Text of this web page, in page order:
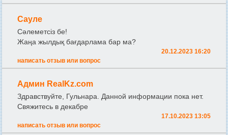
Сауле
Сәлеметсіз бе!
Жаңа жылдық бағдарлама бар ма?
20.12.2023 16:20
написать отзыв или вопрос
Админ RealKz.com
Здравствуйте, Гульнара. Данной информации пока нет.
Свяжитесь в декабре
17.10.2023 13:05
написать отзыв или вопрос